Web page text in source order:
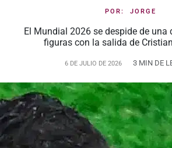
POR: JORGE
El Mundial 2026 se despide de una
figuras con la salida de
6 DE JULIO DE 2026 3 MIN DE